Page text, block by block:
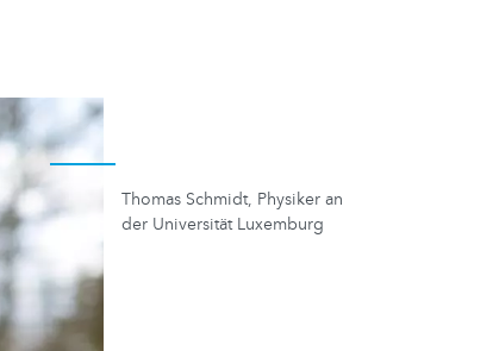
Thomas Schmidt, Physiker an
der Universität Luxemburg